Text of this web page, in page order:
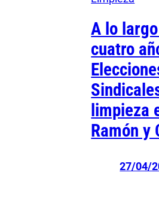
A lo
cuatro
limpieza
Ramón y
27/04/